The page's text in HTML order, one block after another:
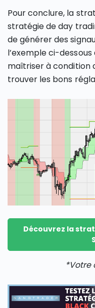
Pour conclure, la
stratégie de day
de générer des
l’exemple ci-
maîtriser à condition
trouver les bons
Découvrez la
*Votre